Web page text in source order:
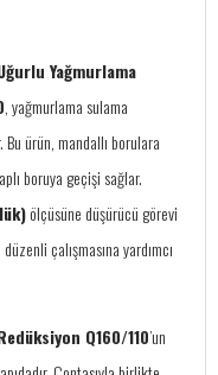
Yağmurlama
, yağmurlama sulama
ürün, mandallı borulara
boruya geçişi sağlar.
ölçüsüne düşürücü görevi
çalışmasına yardımcı
Q160/110’un